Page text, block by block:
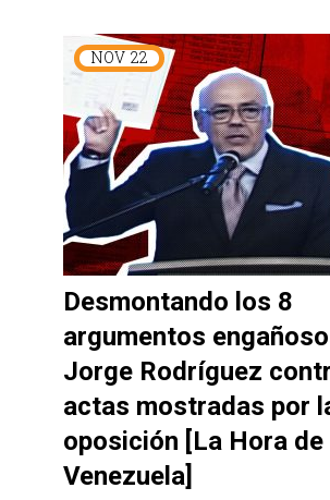
NOV 22
Desmontando los 8
argumentos
Jorge Rodríguez
actas mostradas por
oposición [La Hora de
Venezuela]